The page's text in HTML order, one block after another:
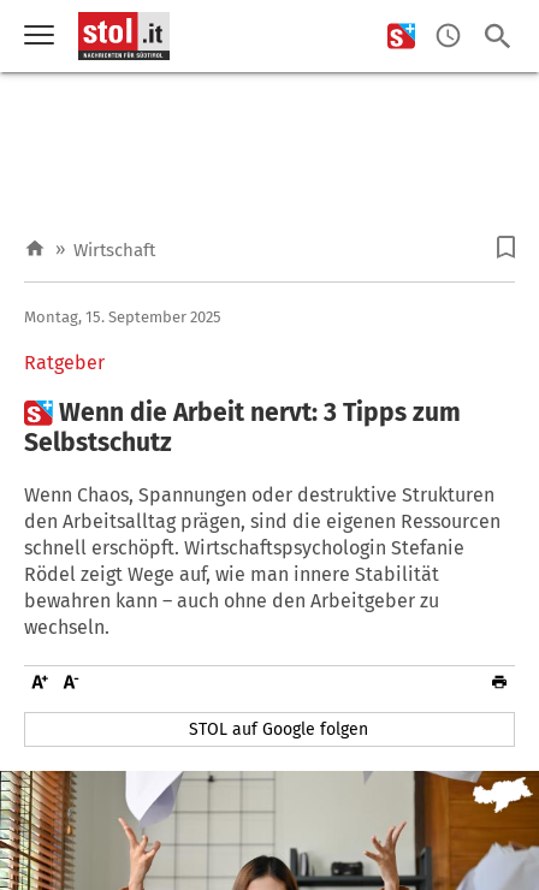
» Wirtschaft
Ratgeber
Montag, 15. September 2025
Wenn die Arbeit nervt: 3 Tipps zum
Selbstschutz
Wenn Chaos, Spannungen oder destruktive Strukturen
den Arbeitsalltag prägen, sind die eigenen Ressourcen
schnell erschöpft. Wirtschaftspsychologin Stefanie
Rödel zeigt Wege auf, wie man innere Stabilität
bewahren kann – auch ohne den Arbeitgeber zu
wechseln.
STOL auf Google folgen